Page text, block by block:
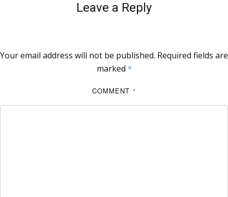
Leave a Reply
Your email address will not be published. Required fields are
marked *
COMMENT *